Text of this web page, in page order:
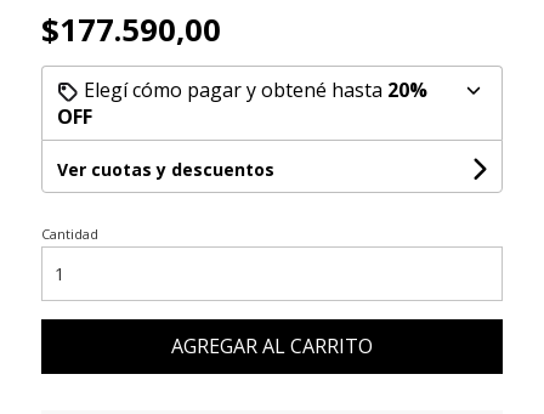
$177.590,00
Elegí cómo pagar y obtené hasta 20%
OFF
Ver cuotas y descuentos
Cantidad
AGREGAR AL CARRITO